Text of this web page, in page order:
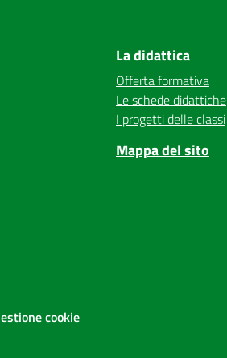
La didattica
Offerta formativa
Le schede didattiche
I progetti delle classi
Mappa del sito
cookie